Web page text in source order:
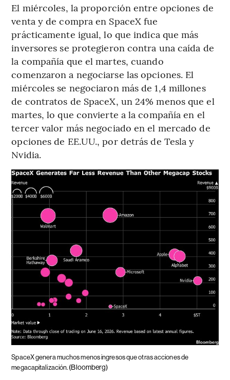
El miércoles, la proporción entre opciones de
venta y de compra en SpaceX fue
prácticamente igual, lo que indica que más
inversores se protegieron contra una caída de
la compañía que el martes, cuando
comenzaron a negociarse las opciones. El
miércoles se negociaron más de 1,4 millones
de contratos de SpaceX, un 24% menos que el
martes, lo que convierte a la compañía en el
tercer valor más negociado en el mercado de
opciones de EE.UU., por detrás de Tesla y
Nvidia.
SpaceX genera muchos menos ingresos que otras acciones de
megacapitalización. (Bloomberg)